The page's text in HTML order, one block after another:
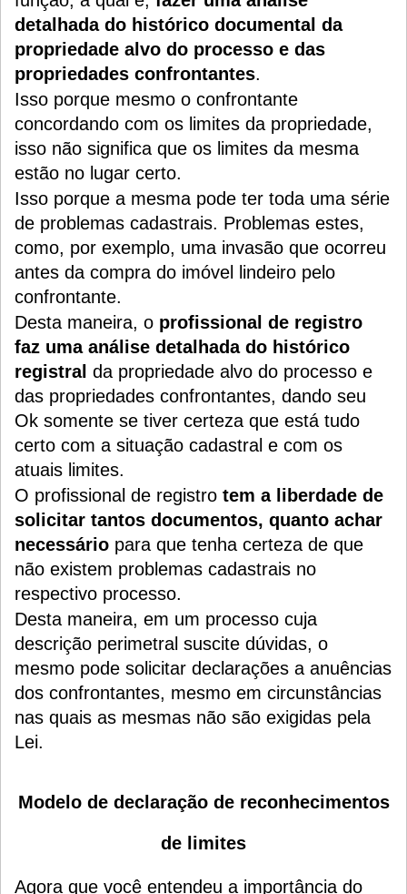
detalhada do histórico documental da
propriedade alvo do processo e das
propriedades confrontantes.
Isso porque mesmo o confrontante
concordando com os limites da propriedade,
isso não significa que os limites da mesma
estão no lugar certo.
Isso porque a mesma pode ter toda uma série
de problemas cadastrais. Problemas estes,
como, por exemplo, uma invasão que ocorreu
antes da compra do imóvel lindeiro pelo
confrontante.
Desta maneira, o profissional de registro
faz uma análise detalhada do histórico
registral da propriedade alvo do processo e
das propriedades confrontantes, dando seu
Ok somente se tiver certeza que está tudo
certo com a situação cadastral e com os
atuais limites.
O profissional de registro tem a liberdade de
solicitar tantos documentos, quanto achar
necessário para que tenha certeza de que
não existem problemas cadastrais no
respectivo processo.
Desta maneira, em um processo cuja
descrição perimetral suscite dúvidas, o
mesmo pode solicitar declarações a anuências
dos confrontantes, mesmo em circunstâncias
nas quais as mesmas não são exigidas pela
Lei.
Modelo de declaração de reconhecimentos
de limites
Agora que você entendeu a importância do